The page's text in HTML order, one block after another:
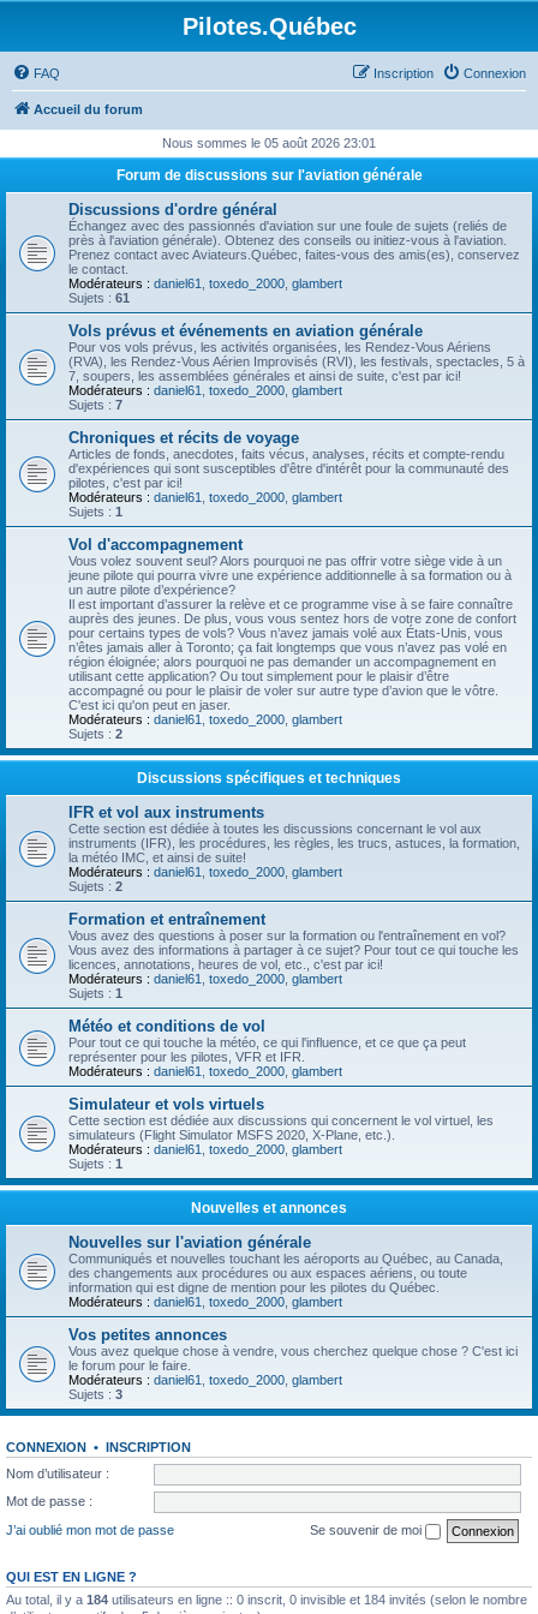
Pilotes.Québec
FAQ Connexion
Inscription
Accueil du forum
Nous sommes le 05 août 2026 23:01
Forum de discussions sur l'aviation générale
Discussions d'ordre général
Échangez avec des passionnés d'aviation sur une foule de sujets (reliés de
près à l'aviation générale). Obtenez des conseils ou initiez-vous à l'aviation.
Prenez contact avec Aviateurs.Québec, faites-vous des amis(es), conservez
le contact.
Modérateurs : daniel61 toxedo_2000 glambert
Sujets : 61
Vols prévus et événements en aviation générale
Pour vos vols prévus, les activités organisées, les Rendez-Vous Aériens
(RVA), les Rendez-Vous Aérien Improvisés (RVI), les festivals, spectacles, 5 à
7, soupers, les assemblées générales et ainsi de suite, c'est par ici!
Modérateurs : daniel61 toxedo_2000 glambert
Sujets : 7
Chroniques et récits de voyage
Articles de fonds, anecdotes, faits vécus, analyses, récits et compte-rendu
d'expériences qui sont susceptibles d'être d'intérêt pour la communauté des
pilotes, c'est par ici!
Modérateurs : daniel61 toxedo_2000 glambert
Sujets : 1
Vol d'accompagnement
Vous volez souvent seul? Alors pourquoi ne pas offrir votre siège vide à un
jeune pilote qui pourra vivre une expérience additionnelle à sa formation ou à
un autre pilote d’expérience?
Il est important d’assurer la relève et ce programme vise à se faire connaître
auprès des jeunes. De plus, vous vous sentez hors de votre zone de confort
pour certains types de vols? Vous n’avez jamais volé aux États-Unis, vous
n’êtes jamais aller à Toronto; ça fait longtemps que vous n’avez pas volé en
région éloignée; alors pourquoi ne pas demander un accompagnement en
utilisant cette application? Ou tout simplement pour le plaisir d’être
accompagné ou pour le plaisir de voler sur autre type d’avion que le vôtre.
C'est ici qu'on peut en jaser.
Modérateurs : daniel61 toxedo_2000 glambert
Sujets : 2
Discussions spécifiques et techniques
IFR et vol aux instruments
Cette section est dédiée à toutes les discussions concernant le vol aux
instruments (IFR), les procédures, les règles, les trucs, astuces, la formation,
la météo IMC, et ainsi de suite!
Modérateurs : daniel61 toxedo_2000 glambert
Sujets : 2
Formation et entraînement
Vous avez des questions à poser sur la formation ou l'entraînement en vol?
Vous avez des informations à partager à ce sujet? Pour tout ce qui touche les
licences, annotations, heures de vol, etc., c'est par ici!
Modérateurs : daniel61 toxedo_2000 glambert
Sujets : 1
Météo et conditions de vol
Pour tout ce qui touche la météo, ce qui l'influence, et ce que ça peut
représenter pour les pilotes, VFR et IFR.
Modérateurs : daniel61 toxedo_2000 glambert
Simulateur et vols virtuels
Cette section est dédiée aux discussions qui concernent le vol virtuel, les
simulateurs (Flight Simulator MSFS 2020, X-Plane, etc.).
Modérateurs : daniel61 toxedo_2000 glambert
Sujets : 1
Nouvelles et annonces
Nouvelles sur l'aviation générale
Communiqués et nouvelles touchant les aéroports au Québec, au Canada,
des changements aux procédures ou aux espaces aériens, ou toute
information qui est digne de mention pour les pilotes du Québec.
Modérateurs : daniel61 toxedo_2000 glambert
Vos petites annonces
Vous avez quelque chose à vendre, vous cherchez quelque chose ? C'est ici
le forum pour le faire.
Modérateurs : daniel61 toxedo_2000 glambert
Sujets : 3
CONNEXION • INSCRIPTION
Nom d’utilisateur :
Mot de passe :
J’ai oublié mon mot de passe
Se souvenir de moi
QUI EST EN LIGNE ?
Au total, il y a 184 utilisateurs en ligne :: 0 inscrit, 0 invisible et 184 invités (selon le nombre